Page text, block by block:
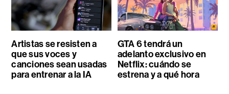
Artistas se resisten a
que sus voces y
canciones sean usadas
para entrenar a la IA
GTA 6 tendrá un
adelanto exclusivo en
Netflix: cuándo se
estrena y a qué hora